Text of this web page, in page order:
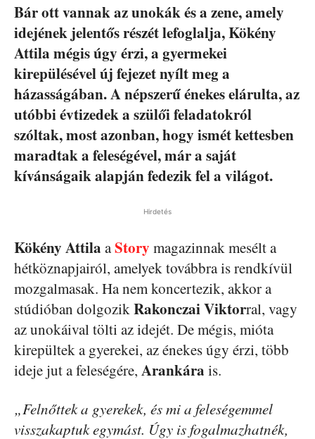
Bár ott vannak az unokák és a zene, amely
idejének jelentős részét lefoglalja, Kökény
Attila mégis úgy érzi, a gyermekei
kirepülésével új fejezet nyílt meg a
házasságában. A népszerű énekes elárulta, az
utóbbi évtizedek a szülői feladatokról
szóltak, most azonban, hogy ismét kettesben
maradtak a feleségével, már a saját
kívánságaik alapján fedezik fel a világot.
Hirdetés
Kökény Attila aStory magazinnak mesélt a
hétköznapjairól, amelyek továbbra is rendkívül
mozgalmasak. Ha nem koncertezik, akkor a
stúdióban dolgozikRakonczai Viktorral, vagy
az unokáival tölti az idejét. De mégis, mióta
kirepültek a gyerekei, az énekes úgy érzi, több
ideje jut a feleségére, Arankára is.
„Felnőttek a gyerekek, és mi a feleségemmel
visszakaptuk egymást. Úgy is fogalmazhatnék,